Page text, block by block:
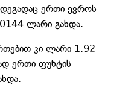
ერთი ევროს
ლარი გახდა.
კი ლარი 1.92
ერთი ფუნტის